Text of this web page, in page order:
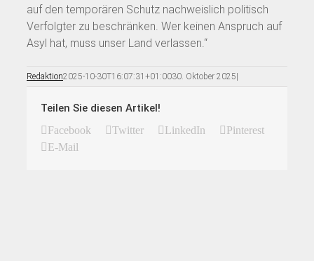
auf den temporären Schutz nachweislich politisch
Verfolgter zu beschränken. Wer keinen Anspruch auf
Asyl hat, muss unser Land verlassen.“
Redaktion2025-10-30T16:07:31+01:0030. Oktober 2025|
Teilen Sie diesen Artikel!
Facebook Twitter LinkedIn
Pinterest
E-Mail